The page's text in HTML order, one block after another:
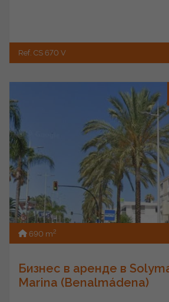
Ref. CS 670 V
690 m2
Бизнес в аренде в
Marina (Benalmádena)